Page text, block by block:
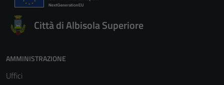
Città di Albisola Superiore
AMMINISTRAZIONE
Uffici
informazioni